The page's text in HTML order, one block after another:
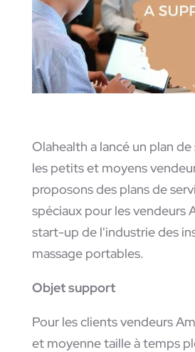
Olahealth a lancé un plan
les petits et moyens
proposons des plans de
spéciaux pour les vendeurs
start-up de l'industrie des
massage portables.
Objet support
Pour les clients vendeurs
et moyenne taille à temps